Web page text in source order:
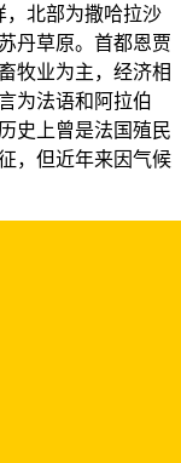
，北部为撒哈拉沙
丹草原。首都恩贾
牧业为主，经济相
为法语和阿拉伯
史上曾是法国殖民
，但近年来因气候